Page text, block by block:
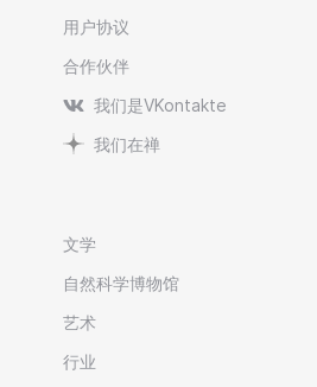
用户协议
合作伙伴
我们是VKontakte
我们在禅
文学
自然科学博物馆
艺术
行业